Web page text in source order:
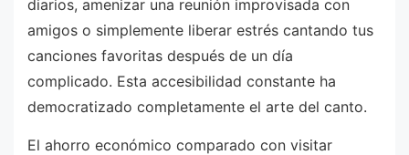
diarios, amenizar una reunión improvisada con
amigos o simplemente liberar estrés cantando tus
canciones favoritas después de un día
complicado. Esta accesibilidad constante ha
democratizado completamente el arte del canto.
El ahorro económico comparado con visitar